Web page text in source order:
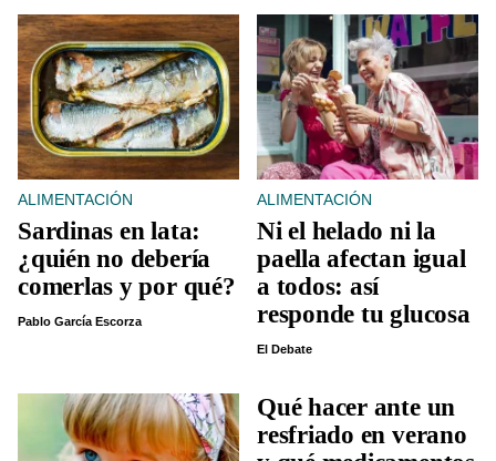
ALIMENTACIÓN
Sardinas en lata:
¿quién no debería
comerlas y por qué?
Pablo García Escorza
ALIMENTACIÓN
Ni el helado ni la
paella afectan igual
a todos: así
responde tu glucosa
El Debate
Qué hacer ante un
resfriado en verano